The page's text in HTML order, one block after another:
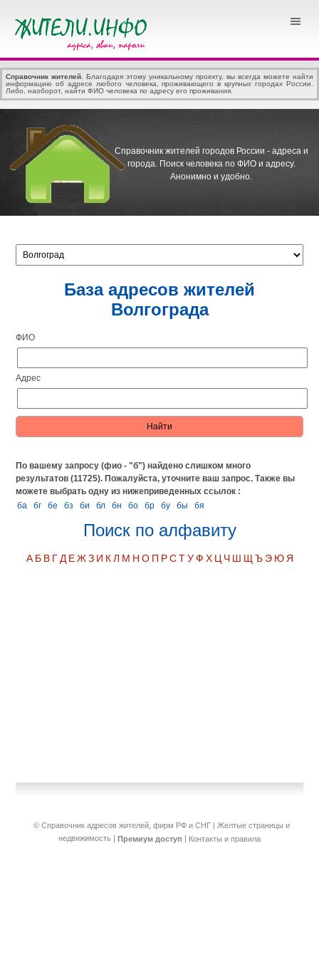
Справочник жителей . Благодаря этому уникальному проекту, вы всегда можете найти
информацию об адресе любого человека, проживающего в крупных городах России.
Либо, наоборот, найти ФИО человека по адресу его проживания.
Справочник жителей городов России - адреса и
города. Поиск человека по ФИО и адресу.
Анонимно и удобно.
База адресов жителей
Волгограда
ФИО
Адрес
По вашему запросу (фио - "б") найдено слишком много
результатов (11725). Пожалуйста, уточните ваш запрос.Также вы
можете выбрать одну из нижеприведенных ссылок :
ба
бг бе бз би бл бн бо бр бу бы бя
Поиск по алфавиту
А Б В Г Д Е Ж З И К Л М Н О П Р С Т У Ф Х Ц Ч Ш Щ Ъ Э Ю Я
© Справочник адресов жителей, фирм РФ и СНГ | Желтые страницы и
недвижимость | Премиум доступ | Контакты и правила